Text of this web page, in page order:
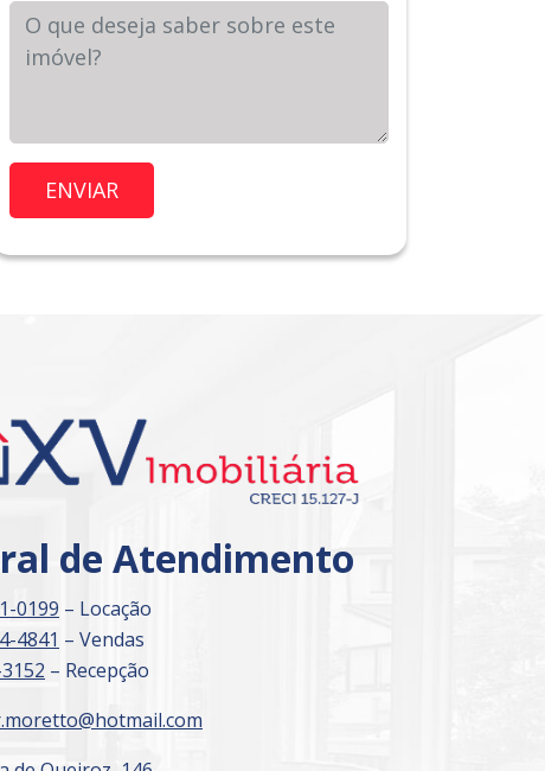
Sua Mensagem
Imóvel de Interesse
de Atendimento
0199 – Locação
4841 – Vendas
– Recepção